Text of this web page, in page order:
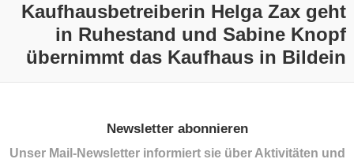
Kaufhausbetreiberin Helga Zax geht
in Ruhestand und Sabine Knopf
übernimmt das Kaufhaus in Bildein
Newsletter abonnieren
Unser Mail-Newsletter informiert sie über Aktivitäten und